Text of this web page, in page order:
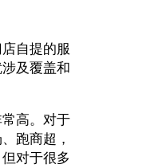
自提的服
及覆盖和
高。对于
跑商超，
对于很多